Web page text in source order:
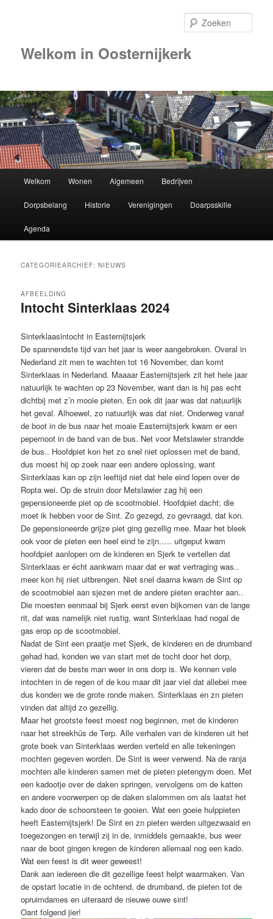
Welkom in Oosternijkerk
Spring
naar
de
primaire
Spring
naar
de
secundaire
Welkom Wonen Algemeen Bedrijven
Dorpsbelang Historie Verenigingen Doarpsskille
Agenda
CATEGORIEARCHIEF:NIEUWS
Intocht Sinterklaas 2024
AFBEELDING
Sinterklaasintocht in Easternijtsjerk
De spannendste tijd van het jaar is weer aangebroken. Overal in
Nederland zit men te wachten tot 16 November, dan komt
Sinterklaas in Nederland. Maaaar Easternijtsjerk zit het hele jaar
natuurlijk te wachten op 23 November, want dan is hij pas echt
dichtbij met z’n mooie pieten. En ook dit jaar was dat natuurlijk
het geval. Alhoewel, zo natuurlijk was dat niet. Onderweg vanaf
de boot in de bus naar het moaie Easternijtsjerk kwam er een
pepernoot in de band van de bus. Net voor Metslawier strandde
de bus.. Hoofdpiet kon het zo snel niet oplossen met de band,
dus moest hij op zoek naar een andere oplossing, want
Sinterklaas kan op zijn leeftijd niet dat hele eind lopen over de
Ropta wei. Op de struin door Metslawier zag hij een
gepensioneerde piet op de scootmobiel. Hoofdpiet dacht; die
moet ik hebben voor de Sint. Zo gezegd, zo gevraagd, dat kon.
De gepensioneerde grijze piet ging gezellig mee. Maar het bleek
ook voor de pieten een heel eind te zijn….. uitgeput kwam
hoofdpiet aanlopen om de kinderen en Sjerk te vertellen dat
Sinterklaas er écht aankwam maar dat er wat vertraging was..
meer kon hij niet uitbrengen. Niet snel daarna kwam de Sint op
de scootmobiel aan sjezen met de andere pieten erachter aan..
Die moesten eenmaal bij Sjerk eerst even bijkomen van de lange
rit, dat was namelijk niet rustig, want Sinterklaas had nogal de
gas erop op de scootmobiel.
Nadat de Sint een praatje met Sjerk, de kinderen en de drumband
gehad had, konden we van start met de tocht door het dorp,
vieren dat de beste man weer in ons dorp is. We kennen vele
intochten in de regen of de kou maar dit jaar viel dat allebei mee
dus konden we de grote ronde maken. Sinterklaas en zn pieten
vinden dat altijd zo gezellig.
Maar het grootste feest moest nog beginnen, met de kinderen
naar het streekhûs de Terp. Alle verhalen van de kinderen uit het
grote boek van Sinterklaas werden verteld en alle tekeningen
mochten gegeven worden. De Sint is weer verwend. Na de ranja
mochten alle kinderen samen met de pieten pietengym doen. Met
een kadootje over de daken springen, vervolgens om de katten
en andere voorwerpen op de daken slalommen om als laatst het
kado door de schoorsteen te gooien. Wat een goeie hulppieten
heeft Easternijtsjerk! De Sint en zn pieten werden uitgezwaaid en
toegezongen en terwijl zij in de, inmiddels gemaakte, bus weer
naar de boot gingen kregen de kinderen allemaal nog een kado.
Wat een feest is dit weer geweest!
Dank aan iedereen die dit gezellige feest helpt waarmaken. Van
de opstart locatie in de ochtend, de drumband, de pieten tot de
opruimdames en uiteraard de nieuwe ouwe sint!
Oant folgend jier!